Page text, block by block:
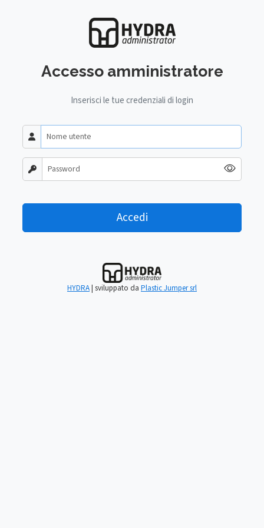
Accesso amministratore
Inserisci le tue credenziali di login
Accedi
HYDRA| sviluppato da Plastic Jumper srl